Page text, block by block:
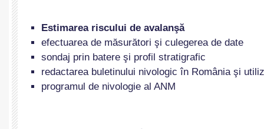
Estimarea riscului de avalanşă
efectuarea de măsurători şi culegerea de date
sondaj prin batere şi profil stratigrafic
redactarea buletinului nivologic în România şi
programul de nivologie al ANM